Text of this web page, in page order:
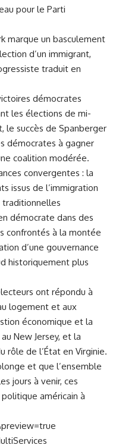
pour le Parti
marque un basculement
d’un immigrant,
traduit en
démocrates
les élections de mi-
le succès de Spanberger
démocrates à gagner
coalition modérée.
convergentes : la
issus de l’immigration
démocrate dans des
confrontés à la montée
d’une gouvernance
historiquement plus
ont répondu à
logement et aux
économique et la
New Jersey, et la
rôle de l’État en Virginie.
et que l’ensemble
jours à venir, ces
américain à